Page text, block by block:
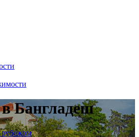
Бангладеш
рубежом